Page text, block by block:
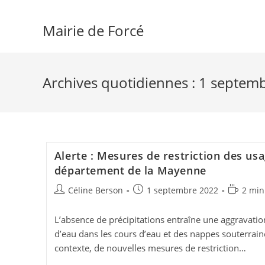
Mairie de Forcé
Archives quotidiennes : 1
Alerte : Mesures de restriction des
département de la Mayenne
Auteur/autrice
la
publication :
Céline Berson
Publication
1 septembre 2022
Temps
lecture :
2
L’absence de précipitations entraîne une
d’eau dans les cours d’eau et des nappes
contexte, de nouvelles mesures de restriction…